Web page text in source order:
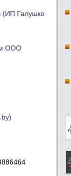
(ИП Галушко
ООО